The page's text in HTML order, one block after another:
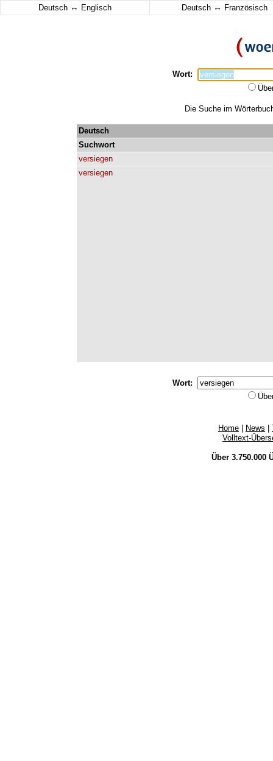
Deutsch ↔ Englisch Deutsch ↔ Französisch
Wort:
Die Suche im
Deutsch
Suchwort
versiegen
versiegen
Wort:
Home News
Volltext-
Über 3.750.000